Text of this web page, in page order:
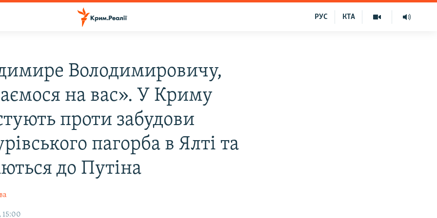
КТА
РУС
Володимировичу,
на вас». У Криму
проти забудови
пагорба в Ялті та
до Путіна
15:00